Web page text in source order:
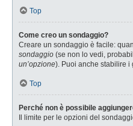
Top
Come creo un sondaggio?
Creare un sondaggio è facile:
sondaggio (se non lo vedi,
un’opzione). Puoi anche stabilire i
Top
Perché non è possibile
Il limite per le opzioni del